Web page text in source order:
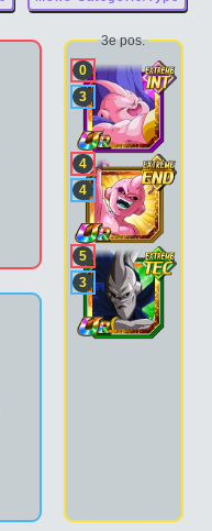
3e pos.
0
3
4
4
5
3